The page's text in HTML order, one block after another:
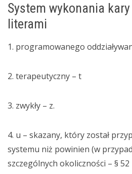
System wykonania
literami
1. programowanego
2. terapeutyczny – t
3. zwykły – z.
4. u – skazany, który został
systemu niż powinien (w
szczególnych okoliczności – § 52